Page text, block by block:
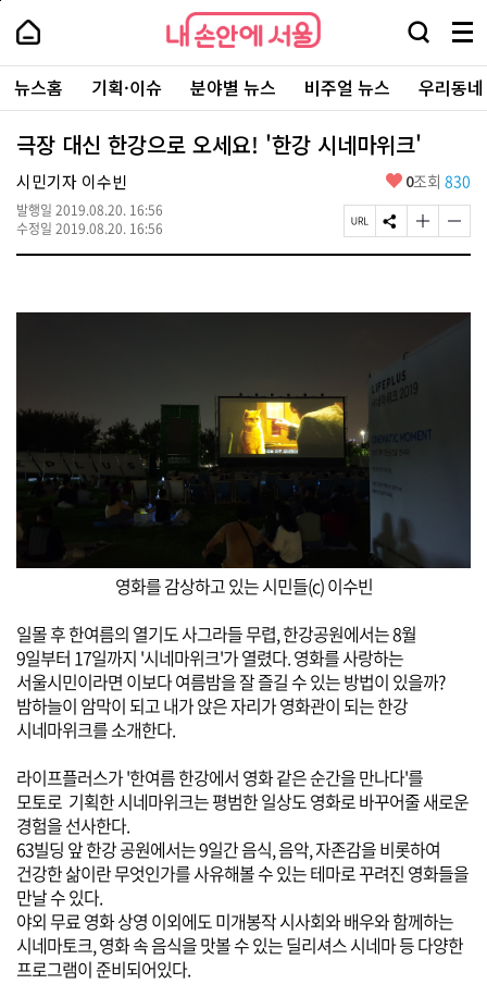
본
로
가
내
손
안
에
서
울
-
서
울
시
대
표
소
내
손
에
울
검
창
열
기
메
뉴
전
체
보
주
요
서
뉴스홈 기획·이슈 분야별 뉴스 비주얼 뉴스 우리동
극장 대신 한강으로 오세요! '한강 시네마위크'
시민기자 이수빈
발행일 2019.08.20. 16:56
수정일 2019.08.20. 16:56
좋
요
0조회 830
페
이
L
S
N
하
글
자
게
글
자
게
영화를 감상하고 있는 시민들(c) 이수빈
일몰 후 한여름의 열기도 사그라들 무렵, 한강공원에서는 8월
9일부터 17일까지 '시네마위크'가 열렸다.영화를 사랑하는
서울시민이라면 이보다 여름밤을 잘 즐길 수 있는 방법이 있을까?
밤하늘이 암막이 되고 내가 앉은 자리가 영화관이 되는 한강
시네마위크를 소개한다.
라이프플러스가 '한여름 한강에서 영화 같은 순간을 만나다'를
모토로 기획한 시네마위크는평범한 일상도 영화로 바꾸어줄 새로운
경험을 선사한다.
63빌딩 앞 한강 공원에서는 9일간 음식, 음악, 자존감을 비롯하여
건강한 삶이란 무엇인가를 사유해볼 수 있는 테마로 꾸려진 영화들을
만날 수 있다.
야외 무료 영화 상영 이외에도 미개봉작 시사회와 배우와 함께하는
시네마토크, 영화 속 음식을 맛볼 수 있는 딜리셔스 시네마 등다양한
프로그램이 준비되어있다.
페
상
단
로